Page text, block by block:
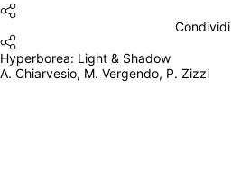
Condividi
Hyperborea: Light & Shadow
A. Chiarvesio, M. Vergendo, P. Zizzi